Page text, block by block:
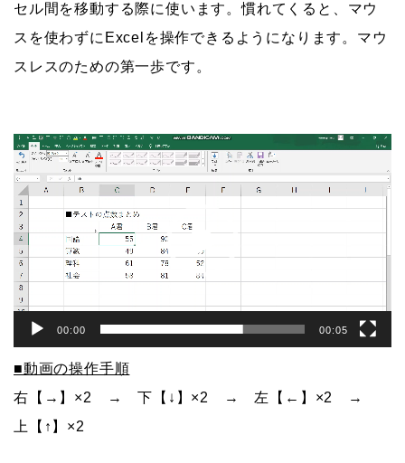
セル間を移動する際に使います。慣れてくると、マウ
スを使わずにExcelを操作できるようになります。マウ
スレスのための第一歩です。
動
画
プ
レ
ー
ヤ
ー
00:00 00:05
■動画の操作手順
右【→】×2 → 下【↓】×2 → 左【←】×2 →
上【↑】×2